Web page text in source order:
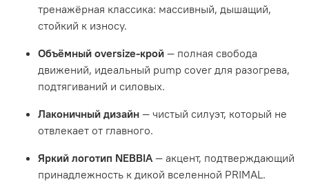
тренажёрная классика: массивный, дышащий,
стойкий к износу.
Объёмный oversize-крой — полная свобода
движений, идеальный pump cover для разогрева,
подтягиваний и силовых.
Лаконичный дизайн — чистый силуэт, который не
отвлекает от главного.
Яркий логотип NEBBIA — акцент, подтверждающий
принадлежность к дикой вселенной PRIMAL.